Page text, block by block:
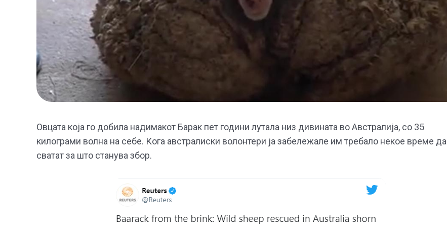
Овцата која го добила надимакот Барак пет години лутала низ дивината во Австралија, со 35
килограми волна на себе. Кога австралиски волонтери ја забележале им требало некое време да
сватат за што станува збор.